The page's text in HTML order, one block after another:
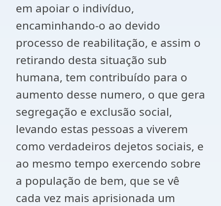
em apoiar o indivíduo,
encaminhando-o ao devido
processo de reabilitação, e assim o
retirando desta situação sub
humana, tem contribuído para o
aumento desse numero, o que gera
segregação e exclusão social,
levando estas pessoas a viverem
como verdadeiros dejetos sociais, e
ao mesmo tempo exercendo sobre
a população de bem, que se vê
cada vez mais aprisionada um